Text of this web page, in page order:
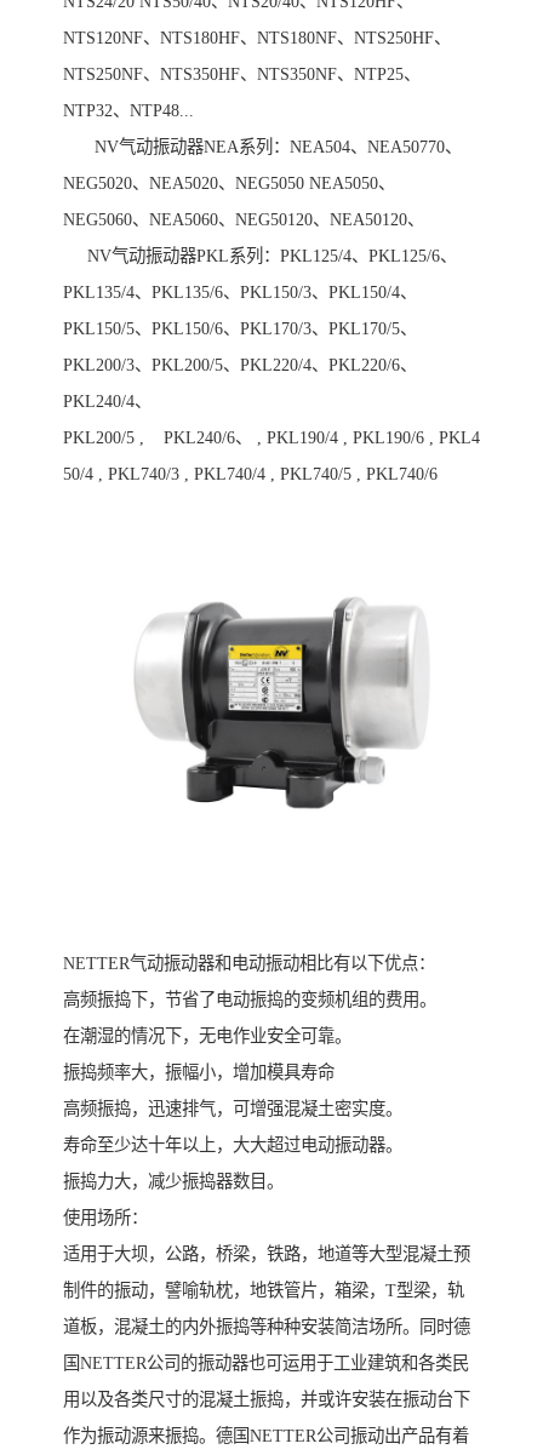
NTS120NF、NTS180HF、NTS180NF、NTS250HF、
NTS250NF、NTS350HF、NTS350NF、NTP25、
NTP32、NTP48...
NV气动振动器NEA系列：NEA504、NEA50770、
NEG5020、NEA5020、NEG5050 NEA5050、
NEG5060、NEA5060、NEG50120、NEA50120、
NV气动振动器PKL系列：PKL125/4、PKL125/6、
PKL135/4、PKL135/6、PKL150/3、PKL150/4、
PKL150/5、PKL150/6、PKL170/3、PKL170/5、
PKL200/3、PKL200/5、PKL220/4、PKL220/6、
PKL240/4、
PKL200/5 , PKL240/6、 , PKL190/4 , PKL190/6 , PKL4
50/4 , PKL740/3 , PKL740/4 , PKL740/5 , PKL740/6
NETTER气动振动器和电动振动相比有以下优点：
高频振捣下，节省了电动振捣的变频机组的费用。
在潮湿的情况下，无电作业安全可靠。
振捣频率大，振幅小，增加模具寿命
高频振捣，迅速排气，可增强混凝土密实度。
寿命至少达十年以上，大大超过电动振动器。
振捣力大，减少振捣器数目。
使用场所：
适用于大坝，公路，桥梁，铁路，地道等大型混凝土预
制件的振动，譬喻轨枕，地铁管片，箱梁，T型梁，轨
道板，混凝土的内外振捣等种种安装简洁场所。同时德
国NETTER公司的振动器也可运用于工业建筑和各类民
用以及各类尺寸的混凝土振捣，并或许安装在振动台下
作为振动源来振捣。德国NETTER公司振动出产品有着